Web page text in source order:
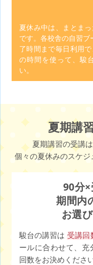
夏休み中は、まとま
です。各校舎の自習
了時間まで毎日利用
の時間を使って、駿
い。
夏期講
夏期講習の受講
個々の夏休みのスケジ
90分
期間内
お選
駿台の講習は 受講回
ールに合わせて、
回数をお決めください